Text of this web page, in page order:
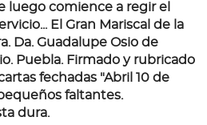
luego comience a regir el
El Gran Mariscal de la
Da. Guadalupe Osio de
Puebla. Firmado y rubricado
fechadas "Abril 10 de
faltantes.
dura.